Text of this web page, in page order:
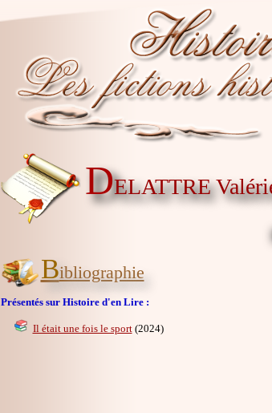
DELATTRE
Bibliographie
Présentés sur Histoire d'en Lire :
Il était une fois le sport(2024)